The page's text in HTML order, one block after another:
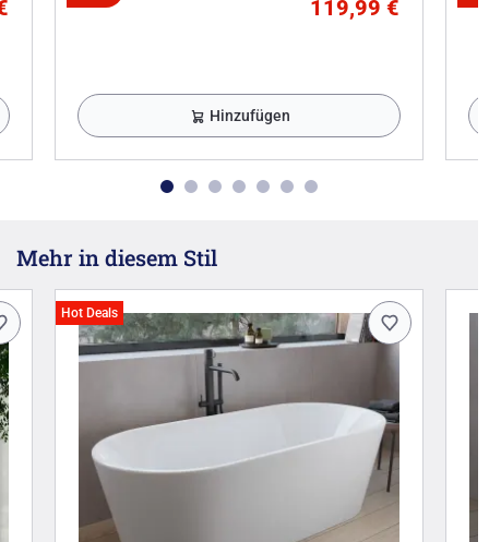
119,99 €
Hinzufügen
Mehr in diesem Stil
Hot Deals